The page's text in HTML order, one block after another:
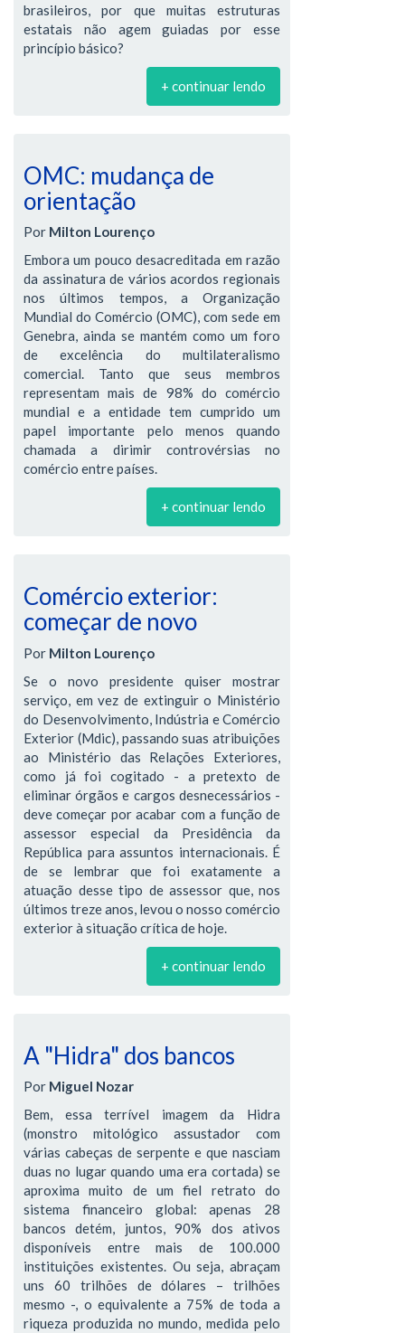
brasileiros, por que muitas estruturas
estatais não agem guiadas por esse
princípio básico?
+ continuar lendo
OMC: mudança de
orientação
Por Milton Lourenço
Embora um pouco desacreditada em razão
da assinatura de vários acordos regionais
nos últimos tempos, a Organização
Mundial do Comércio (OMC), com sede em
Genebra, ainda se mantém como um foro
de excelência do multilateralismo
comercial. Tanto que seus membros
representam mais de 98% do comércio
mundial e a entidade tem cumprido um
papel importante pelo menos quando
chamada a dirimir controvérsias no
comércio entre países.
+ continuar lendo
Comércio exterior:
começar de novo
Por Milton Lourenço
Se o novo presidente quiser mostrar
serviço, em vez de extinguir o Ministério
do Desenvolvimento, Indústria e Comércio
Exterior (Mdic), passando suas atribuições
ao Ministério das Relações Exteriores,
como já foi cogitado - a pretexto de
eliminar órgãos e cargos desnecessários -
deve começar por acabar com a função de
assessor especial da Presidência da
República para assuntos internacionais. É
de se lembrar que foi exatamente a
atuação desse tipo de assessor que, nos
últimos treze anos, levou o nosso comércio
exterior à situação crítica de hoje.
+ continuar lendo
A "Hidra" dos bancos
Por Miguel Nozar
Bem, essa terrível imagem da Hidra
(monstro mitológico assustador com
várias cabeças de serpente e que nasciam
duas no lugar quando uma era cortada) se
aproxima muito de um fiel retrato do
sistema financeiro global: apenas 28
bancos detém, juntos, 90% dos ativos
disponíveis entre mais de 100.000
instituições existentes. Ou seja, abraçam
uns 60 trilhões de dólares – trilhões
mesmo -, o equivalente a 75% de toda a
riqueza produzida no mundo, medida pelo